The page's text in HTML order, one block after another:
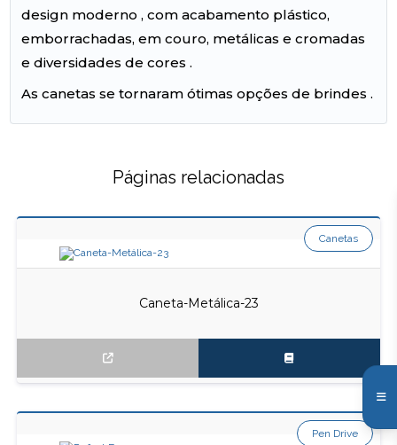
design moderno , com acabamento plástico,
emborrachadas, em couro, metálicas e cromadas
e diversidades de cores .
As canetas se tornaram ótimas opções de brindes .
Páginas relacionadas
Caneta-Metálica-23
Canetas
Pen Drive